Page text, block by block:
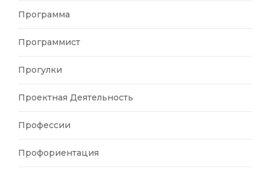
Программа
Программист
Прогулки
Проектная Деятельность
Профессии
Профориентация